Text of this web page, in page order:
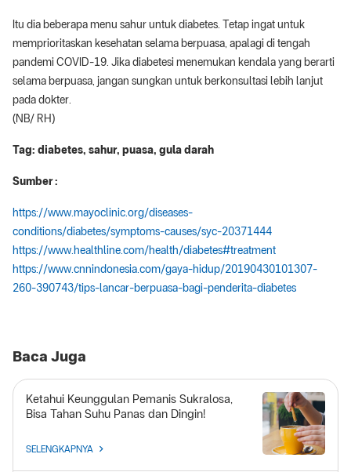
Itu dia beberapa menu sahur untuk diabetes. Tetap ingat untuk
memprioritaskan kesehatan selama berpuasa, apalagi di tengah
pandemi COVID-19. Jika diabetesi menemukan kendala yang berarti
selama berpuasa, jangan sungkan untuk berkonsultasi lebih lanjut
pada dokter.
(NB/ RH)
Tag: diabetes, sahur, puasa, gula darah
Sumber :
https://www.mayoclinic.org/diseases-
conditions/diabetes/symptoms-causes/syc-20371444
https://www.healthline.com/health/diabetes#treatment
https://www.cnnindonesia.com/gaya-hidup/20190430101307-
260-390743/tips-lancar-berpuasa-bagi-penderita-diabetes
Baca Juga
Ketahui Keunggulan Pemanis Sukralosa,
Bisa Tahan Suhu Panas dan Dingin!
SELENGKAPNYA